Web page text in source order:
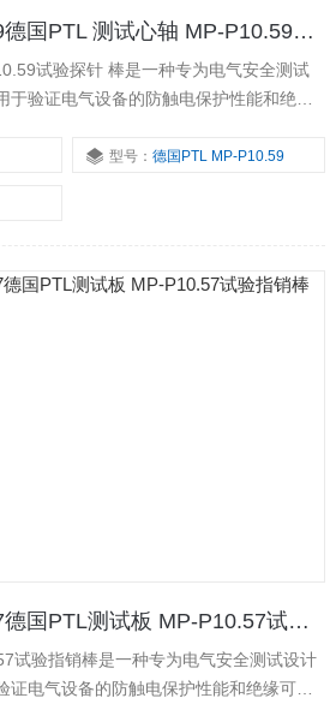
德国PTL MP-P10.59德国PTL 测试心轴 MP-P10.59试验探针 棒
试验探针 棒是一种专为电气安全测试
验证电气设备的防触电保护性能和绝缘
国际标准（如 IEC 61032《防触电保护用
型号：德国PTL MP-P10.59
德国PTL MP-P10.57德国PTL测试板 MP-P10.57试验指销棒
试验指销棒是一种专为电气安全测试设计
证电气设备的防触电保护性能和绝缘可靠